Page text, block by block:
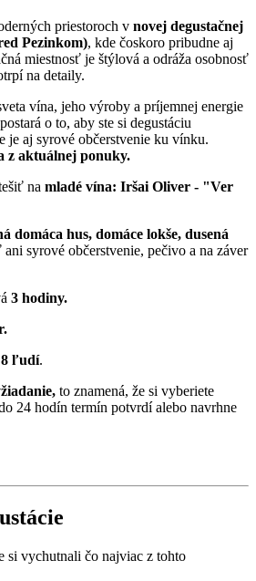
priestoroch v novej degustačnej
Pezinkom), kde čoskoro pribudne aj
miestnosť je štýlová a odráža osobnosť
na detaily.
vína, jeho výroby a príjemnej energie
o to, aby ste si degustáciu
je aj syrové občerstvenie ku vínku.
z aktuálnej ponuky.
na mladé vína: Iršai Oliver - "Ver
domáca hus, domáce lokše, dusená
syrové občerstvenie, pečivo a na záver
3 hodiny.
8 ľudí.
to znamená, že si vyberiete
24 hodín termín potvrdí alebo navrhne
si vychutnali čo najviac z tohto